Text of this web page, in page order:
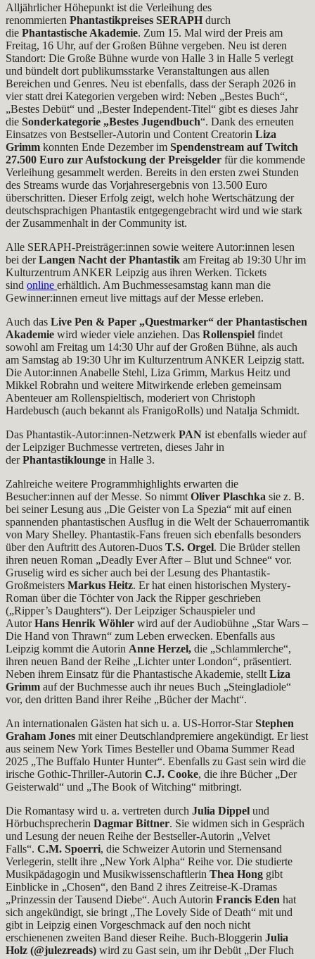
Alljährlicher Höhepunkt ist die Verleihung des
renommierten Phantastikpreises SERAPH durch
die Phantastische Akademie. Zum 15. Mal wird der Preis am
Freitag, 16 Uhr, auf der Großen Bühne vergeben. Neu ist deren
Standort: Die Große Bühne wurde von Halle 3 in Halle 5 verlegt
und bündelt dort publikumsstarke Veranstaltungen aus allen
Bereichen und Genres. Neu ist ebenfalls, dass der Seraph 2026 in
vier statt drei Kategorien vergeben wird: Neben „Bestes Buch“,
„Bestes Debüt“ und „Bester Independent-Titel“ gibt es dieses Jahr
die Sonderkategorie „Bestes Jugendbuch“. Dank des erneuten
Einsatzes von Bestseller-Autorin und Content Creatorin Liza
Grimm konnten Ende Dezember im Spendenstream auf Twitch
27.500 Euro zur Aufstockung der Preisgelder für die kommende
Verleihung gesammelt werden. Bereits in den ersten zwei Stunden
des Streams wurde das Vorjahresergebnis von 13.500 Euro
überschritten. Dieser Erfolg zeigt, welch hohe Wertschätzung der
deutschsprachigen Phantastik entgegengebracht wird und wie stark
der Zusammenhalt in der Community ist.
Alle SERAPH-Preisträger:innen sowie weitere Autor:innen lesen
bei derLangen Nacht der Phantastik am Freitag ab 19:30 Uhr im
Kulturzentrum ANKER Leipzig aus ihren Werken. Tickets
sind online erhältlich. Am Buchmessesamstag kann man die
Gewinner:innen erneut live mittags auf der Messe erleben.
Auch das Live Pen & Paper „Questmarker“ der Phantastischen
Akademie wird wieder viele anziehen. Das Rollenspiel findet
sowohl am Freitag um 14:30 Uhr auf der Großen Bühne, als auch
am Samstag ab 19:30 Uhr im Kulturzentrum ANKER Leipzig statt.
Die Autor:innen Anabelle Stehl, Liza Grimm, Markus Heitz und
Mikkel Robrahn und weitere Mitwirkende erleben gemeinsam
Abenteuer am Rollenspieltisch, moderiert von Christoph
Hardebusch (auch bekannt als FranigoRolls) und Natalja Schmidt.
Das Phantastik-Autor:innen-Netzwerk PAN ist ebenfalls wieder auf
der Leipziger Buchmesse vertreten, dieses Jahr in
derPhantastiklounge in Halle 3.
Zahlreiche weitere Programmhighlights erwarten die
Besucher:innen auf der Messe. So nimmt Oliver Plaschka sie z. B.
bei seiner Lesung aus „Die Geister von La Spezia“ mit auf einen
spannenden phantastischen Ausflug in die Welt der Schauerromantik
von Mary Shelley. Phantastik-Fans freuen sich ebenfalls besonders
über den Auftritt des Autoren-Duos T.S. Orgel. Die Brüder stellen
ihren neuen Roman „Deadly Ever After – Blut und Schnee“ vor.
Gruselig wird es sicher auch bei der Lesung des Phantastik-
Großmeisters Markus Heitz. Er hat einen historischen Mystery-
Roman über die Töchter von Jack the Ripper geschrieben
(„Ripper’s Daughters“). Der Leipziger Schauspieler und
AutorHans Henrik Wöhler wird auf der Audiobühne „Star Wars –
Die Hand von Thrawn“ zum Leben erwecken. Ebenfalls aus
Leipzig kommt die Autorin Anne Herzel, die „Schlammlerche“,
ihren neuen Band der Reihe „Lichter unter London“, präsentiert.
Neben ihrem Einsatz für die Phantastische Akademie, stellt Liza
Grimm auf der Buchmesse auch ihr neues Buch „Steingladiole“
vor, den dritten Band ihrer Reihe „Bücher der Macht“.
An internationalen Gästen hat sich u. a. US-Horror-StarStephen
Graham Jones mit einer Deutschlandpremiere angekündigt. Er liest
aus seinem New York Times Besteller und Obama Summer Read
2025 „The Buffalo Hunter Hunter“. Ebenfalls zu Gast sein wird die
irische Gothic-Thriller-Autorin C.J. Cooke, die ihre Bücher „Der
Geisterwald“ und „The Book of Witching“ mitbringt.
Die Romantasy wird u. a. vertreten durch Julia Dippel und
Hörbuchsprecherin Dagmar Bittner. Sie widmen sich in Gespräch
und Lesung der neuen Reihe der Bestseller-Autorin „Velvet
Falls“. C.M. Spoerri, die Schweizer Autorin und Sternensand
Verlegerin, stellt ihre „New York Alpha“ Reihe vor. Die studierte
Musikpädagogin und Musikwissenschaftlerin Thea Hong gibt
Einblicke in „Chosen“, den Band 2 ihres Zeitreise-K-Dramas
„Prinzessin der Tausend Diebe“. Auch Autorin Francis Eden hat
sich angekündigt, sie bringt „The Lovely Side of Death“ mit und
gibt in Leipzig einen Vorgeschmack auf den noch nicht
erschienenen zweiten Band dieser Reihe. Buch-Bloggerin Julia
Holz (@julezreads) wird zu Gast sein, um ihr Debüt „Der Fluch